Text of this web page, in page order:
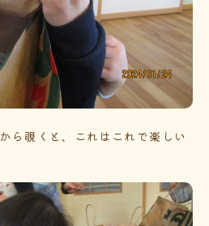
ら覗くと、これはこれで楽しい